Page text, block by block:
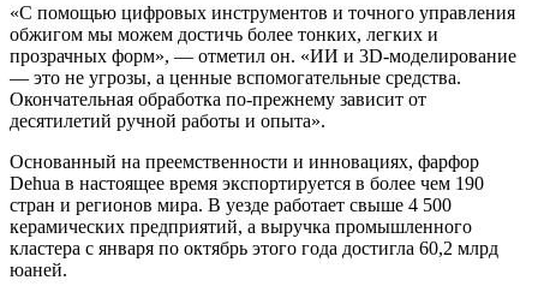
«С помощью цифровых инструментов и точного управления
обжигом мы можем достичь более тонких, легких и
прозрачных форм», — отметил он. «ИИ и 3D-моделирование
— это не угрозы, а ценные вспомогательные средства.
Окончательная обработка по-прежнему зависит от
десятилетий ручной работы и опыта».
Основанный на преемственности и инновациях, фарфор
Dehua в настоящее время экспортируется в более чем 190
стран и регионов мира. В уезде работает свыше 4 500
керамических предприятий, а выручка промышленного
кластера с января по октябрь этого года достигла 60,2 млрд
юаней.